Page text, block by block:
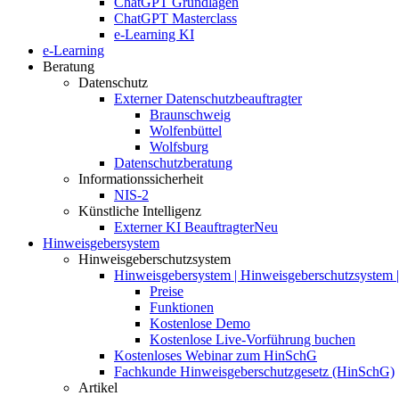
ChatGPT Masterclass
e-Learning KI
e-Learning
Beratung
Datenschutz
Externer Datenschutzbeauftragter
Braunschweig
Wolfenbüttel
Wolfsburg
Datenschutzberatung
Informationssicherheit
NIS-2
Künstliche Intelligenz
Externer KI BeauftragterNeu
Hinweisgebersystem
Hinweisgeberschutzsystem
Hinweisgebersystem | Hinweisgeberschutzsystem
Preise
Funktionen
Kostenlose Demo
Kostenlose Live-Vorführung buchen
Kostenloses Webinar zum HinSchG
Fachkunde Hinweisgeberschutzgesetz (HinSchG)
Artikel